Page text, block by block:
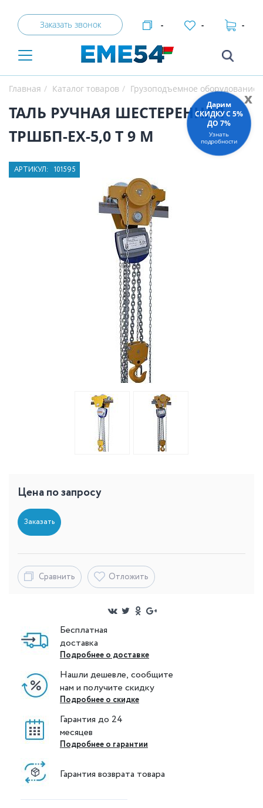
Заказать звонок - - -
Главная Каталог товаров Грузоподъемное оборудование
ТАЛЬ РУЧНАЯ ШЕСТЕРЕННАЯ
ТРШБП-ЕХ-5,0 Т 9 М
АРТИКУЛ: 101595
Цена по запросу
Заказать
Сравнить Отложить
Бесплатная
доставка
Подробнее о доставке
Нашли дешевле, сообщите
нам и получите скидку
Подробнее о скидке
Гарантия до 24
месяцев
Подробнее о гарантии
Гарантия возврата товара
x
Дарим
СКИДКУ C 5%
ДО 7%
Узнать
подробности